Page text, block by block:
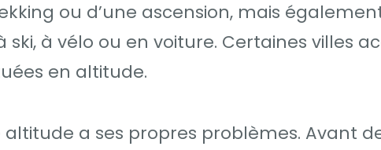
ou d’une ascension, mais
à vélo ou en voiture. Certaines villes
en altitude.
a ses propres problèmes. Avant